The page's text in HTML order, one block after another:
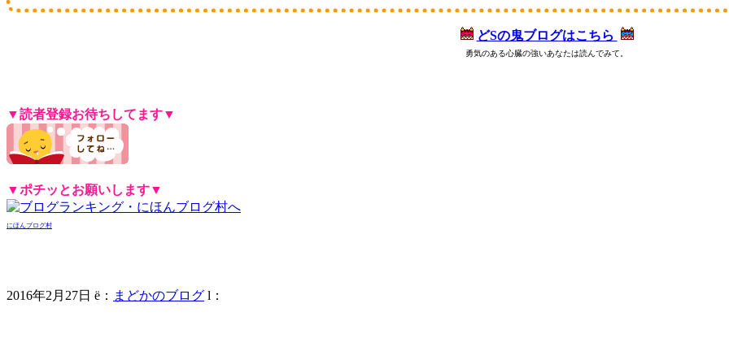
どSの鬼ブログはこちら
勇気のある心臓の強いあなたは読んでみて。
▼読者登録お待ちしてます▼
▼ポチッとお願いします▼
にほんブログ村
2016年2月27日 ë ： まどかのブログ l ：